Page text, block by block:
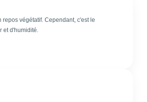
végétatif. Cependant, c'est le
et d'humidité.